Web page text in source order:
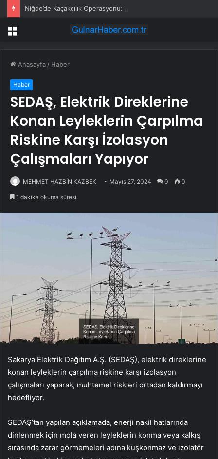
Niğde’de Kaçakçılık Operasyonu: 9 Gözaltı
Menü
Anasayfa / Haber
Haber
SEDAŞ, Elektrik Direklerine
Konan Leyleklerin Çarpılma
Riskine Karşı İzolasyon
Çalışmaları Yapıyor
MEHMET HAZBİN KAZBEK Mayıs 27, 2024 0 0
1 dakika okuma süresi
Sakarya Elektrik Dağıtım A.Ş. (SEDAŞ), elektrik direklerine
konan leyleklerin çarpılma riskine karşı izolasyon
çalışmaları yaparak, muhtemel riskleri ortadan kaldırmayı
hedefliyor.
SEDAŞ’tan yapılan açıklamada, enerji nakil hatlarında
dinlenmek için mola veren leyleklerin konma veya kalkış
sırasında zarar görmemeleri adına kuşkonmaz ve izolatör